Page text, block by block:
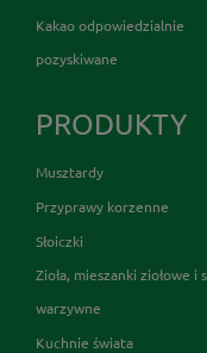
Kakao odpowiedzialnie
pozyskiwane
PRODUKTY
Musztardy
Przyprawy korzenne
Słoiczki
Zioła, mieszanki ziołowe i
warzywne
Kuchnie świata